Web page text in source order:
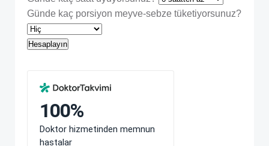
Günde kaç porsiyon meyve-sebze tüketiyorsunuz?
Hesaplayın